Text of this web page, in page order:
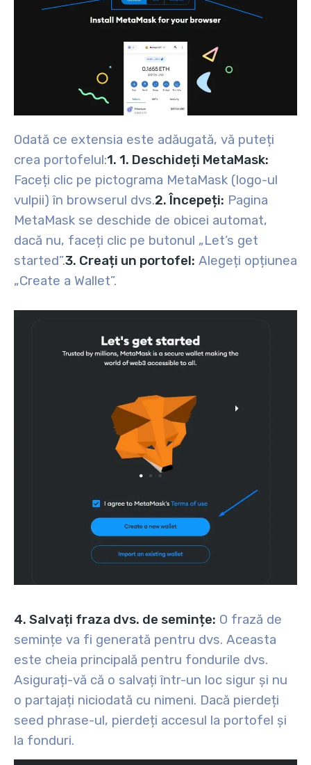
Odată ce extensia este adăugată, vă puteți
crea portofelul:1. 1. Deschideți MetaMask:
Faceți clic pe pictograma MetaMask (logo-ul
vulpii) în browserul dvs.2. Începeți: Pagina
MetaMask se deschide de obicei automat,
dacă nu, faceți clic pe butonul „Let’s get
started”.3. Creați un portofel: Alegeți opțiunea
„Create a Wallet”.
4. Salvați fraza dvs. de semințe: O frază de
semințe va fi generată pentru dvs. Aceasta
este cheia principală pentru fondurile dvs.
Asigurați-vă că o salvați într-un loc sigur și nu
o partajați niciodată cu nimeni. Dacă pierdeți
seed phrase-ul, pierdeți accesul la portofel și
la fonduri.